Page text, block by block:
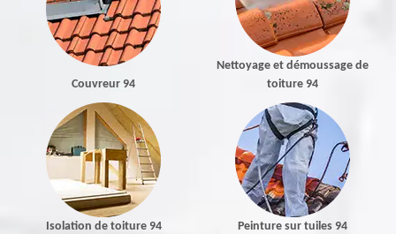
Couvreur 94
Nettoyage et démoussage de
toiture 94
Isolation de toiture 94 Peinture sur tuiles 94